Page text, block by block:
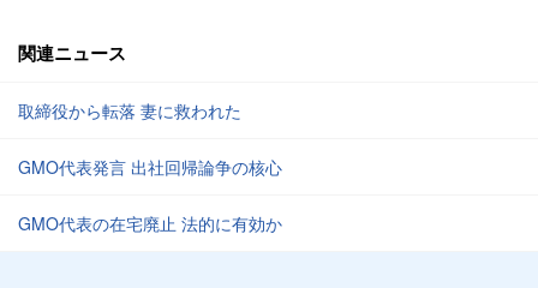
関連ニュース
取締役から転落 妻に救われた
GMO代表発言 出社回帰論争の核心
GMO代表の在宅廃止 法的に有効か